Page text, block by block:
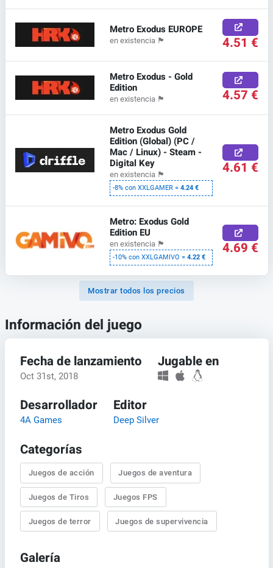
Metro Exodus EUROPE
en existencia 🏴 4.51 €
Metro Exodus - Gold
Edition
en existencia 🏴 4.57 €
Metro Exodus Gold
Edition (Global) (PC /
Mac / Linux) - Steam -
Digital Key
en existencia 🏴
-8% con XXLGAMER =4.24 €
4.61 €
Metro: Exodus Gold
Edition EU
en existencia 🏴
-10% con XXLGAMIVO =4.22 € 4.69 €
Mostrar todos los precios
Información del juego
Fecha de lanzamiento
Oct 31st, 2018
Jugable en
Desarrollador
4A Games
Editor
Deep Silver
Categorías
Juegos de acción Juegos de aventura
Juegos de Tiros Juegos FPS
Juegos de terror Juegos de supervivencia
Galería